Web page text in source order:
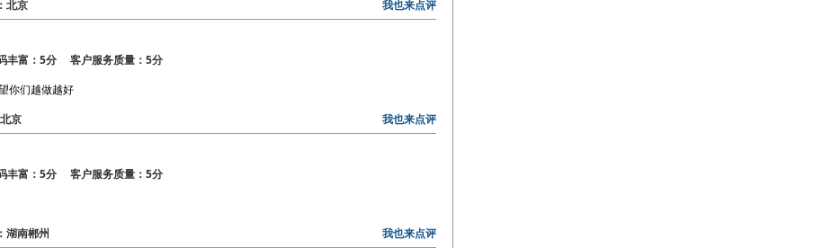
北京
我也来点评
富：5分 客户服务质量：5分
你们越做越好
京
我也来点评
富：5分 客户服务质量：5分
南郴州
我也来点评